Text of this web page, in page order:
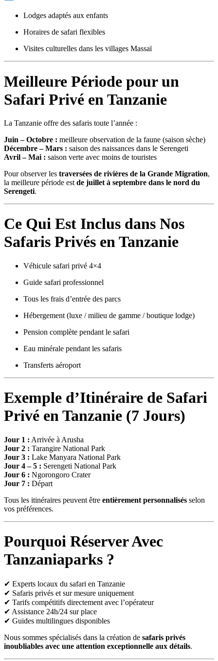
Lodges adaptés aux enfants
Horaires de safari flexibles
Visites culturelles dans les villages Massaï
Meilleure Période pour un
Safari Privé en Tanzanie
La Tanzanie offre des safaris toute l’année :
Juin – Octobre : meilleure observation de la faune (saison sèche)
Décembre – Mars : saison des naissances dans le Serengeti
Avril – Mai : saison verte avec moins de touristes
Pour observer les traversées de rivières de la Grande Migration,
la meilleure période est de juillet à septembre dans le nord du
Serengeti.
Ce Qui Est Inclus dans Nos
Safaris Privés en Tanzanie
Véhicule safari privé 4×4
Guide safari professionnel
Tous les frais d’entrée des parcs
Hébergement (luxe / milieu de gamme / boutique lodge)
Pension complète pendant le safari
Eau minérale pendant les safaris
Transferts aéroport
Exemple d’Itinéraire de Safari
Privé en Tanzanie (7 Jours)
Jour 1 : Arrivée à Arusha
Jour 2 : Tarangire National Park
Jour 3 : Lake Manyara National Park
Jour 4 – 5 : Serengeti National Park
Jour 6 : Ngorongoro Crater
Jour 7 : Départ
Tous les itinéraires peuvent être entièrement personnalisés selon
vos préférences.
Pourquoi Réserver Avec
Tanzaniaparks ?
✔ Experts locaux du safari en Tanzanie
✔ Safaris privés et sur mesure uniquement
✔ Tarifs compétitifs directement avec l’opérateur
✔ Assistance 24h/24 sur place
✔ Guides multilingues disponibles
Nous sommes spécialisés dans la création de safaris privés
inoubliables avec une attention exceptionnelle aux détails.